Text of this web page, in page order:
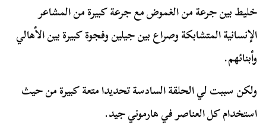
خليط بين جرعة من الغموض مع جرعة كبيرة من المشاعر
الإنسانية المتشابكة وصراع بين جيلين وفجوة كبيرة بين الأهالي
وأبنائهم.
ولكن سببت لي الحلقة السادسة تحديدا متعة كبيرة من حيث
استخدام كل العناصر في هارموني جيد.